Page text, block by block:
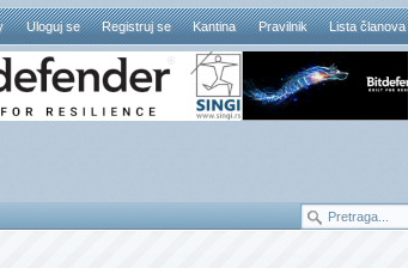
Uloguj se Registruj se Kantina Pravilnik Lista članova